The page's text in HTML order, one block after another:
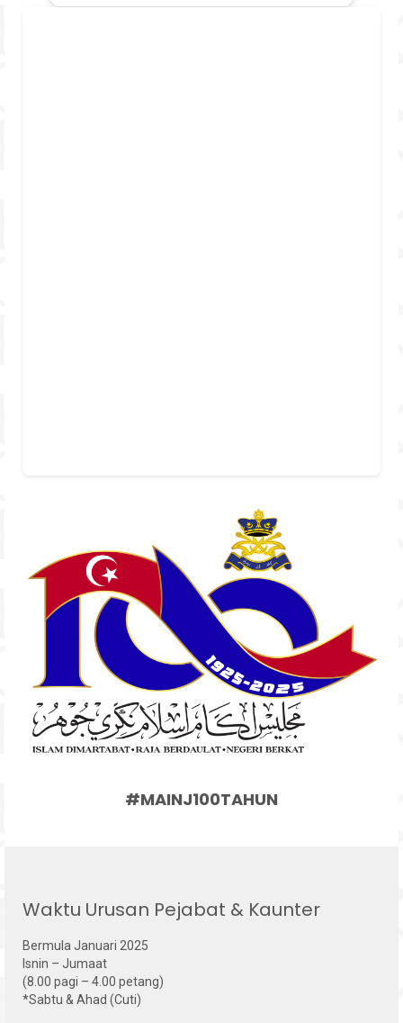
#MAINJ100TAHUN
Waktu Urusan Pejabat & Kaunter
Bermula Januari 2025
Isnin – Jumaat
(8.00 pagi – 4.00 petang)
*Sabtu & Ahad (Cuti)